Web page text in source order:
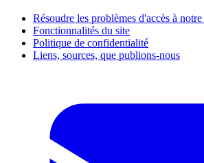
Résoudre les problèmes d'accès à notre
Fonctionnalités du site
Politique de confidentialité
Liens, sources, que publions-nous